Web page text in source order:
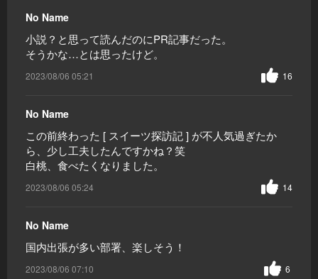
No Name
小説？と思って読んだのにPR記事だった。
そうかな…とは思ったけど。
2023/08/06 05:21 16
No Name
この前終わった [ スイーツ探訪記 ] が不人気過ぎたか
ら、少し工夫したんですかね？笑
白桃、食べたくなりました。
2023/08/06 05:24 14
No Name
国内出張が多い部署、楽しそう！
2023/08/06 07:10 6